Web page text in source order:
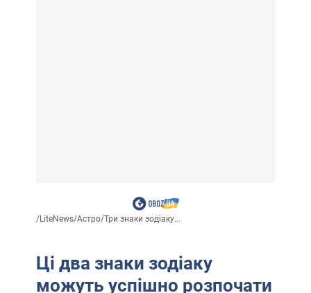
/LiteNews/Астро/Три знаки зодіаку...
Ці два знаки зодіаку
можуть успішно розпочати